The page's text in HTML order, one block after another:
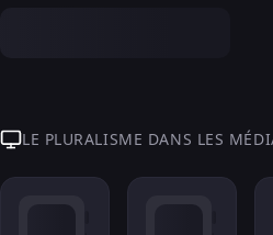
LE PLURALISME DANS LES